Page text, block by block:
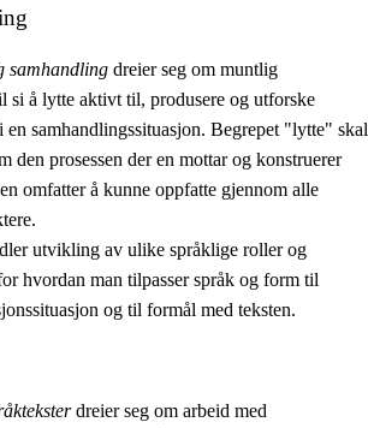
samhandling dreier seg om muntlig
si å lytte aktivt til, produsere og utforske
samhandlingssituasjon. Begrepet "lytte" skal
den prosessen der en mottar og konstruerer
omfatter å kunne oppfatte gjennom alle
utvikling av ulike språklige roller og
hvordan man tilpasser språk og form til
og til formål med teksten.
dreier seg om arbeid med